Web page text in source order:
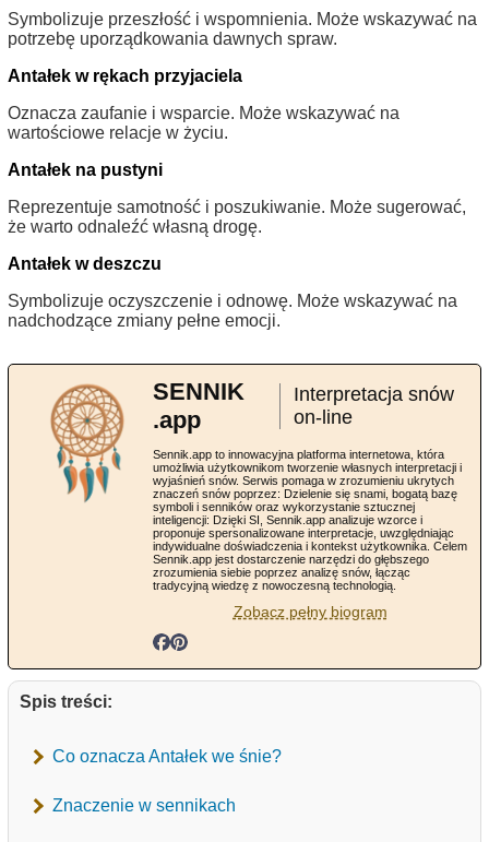
Symbolizuje przeszłość i wspomnienia. Może wskazywać na
potrzebę uporządkowania dawnych spraw.
Antałek w rękach przyjaciela
Oznacza zaufanie i wsparcie. Może wskazywać na
wartościowe relacje w życiu.
Antałek na pustyni
Reprezentuje samotność i poszukiwanie. Może sugerować,
że warto odnaleźć własną drogę.
Antałek w deszczu
Symbolizuje oczyszczenie i odnowę. Może wskazywać na
nadchodzące zmiany pełne emocji.
SENNIK
.app
Interpretacja snów
on-line
Sennik.app to innowacyjna platforma internetowa, która
umożliwia użytkownikom tworzenie własnych interpretacji i
wyjaśnień snów. Serwis pomaga w zrozumieniu ukrytych
znaczeń snów poprzez: Dzielenie się snami, bogatą bazę
symboli i senników oraz wykorzystanie sztucznej
inteligencji: Dzięki SI, Sennik.app analizuje wzorce i
proponuje spersonalizowane interpretacje, uwzględniając
indywidualne doświadczenia i kontekst użytkownika. Celem
Sennik.app jest dostarczenie narzędzi do głębszego
zrozumienia siebie poprzez analizę snów, łącząc
tradycyjną wiedzę z nowoczesną technologią.
Zobacz pełny biogram
Spis treści:
Co oznacza Antałek we śnie?
Znaczenie w sennikach